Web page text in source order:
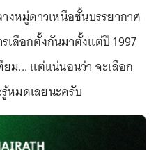
หมู่ดาวเหนือชั้นบรรยากาศ
เลือกตั้งกันมาตั้งแต่ปี 1997
ม... แต่แน่นอนว่า จะเลือก
หมดเลยนะครับ